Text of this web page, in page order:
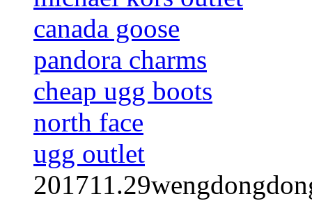
canada goose
pandora charms
cheap ugg boots
north face
ugg outlet